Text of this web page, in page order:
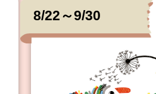
8/22～9/30